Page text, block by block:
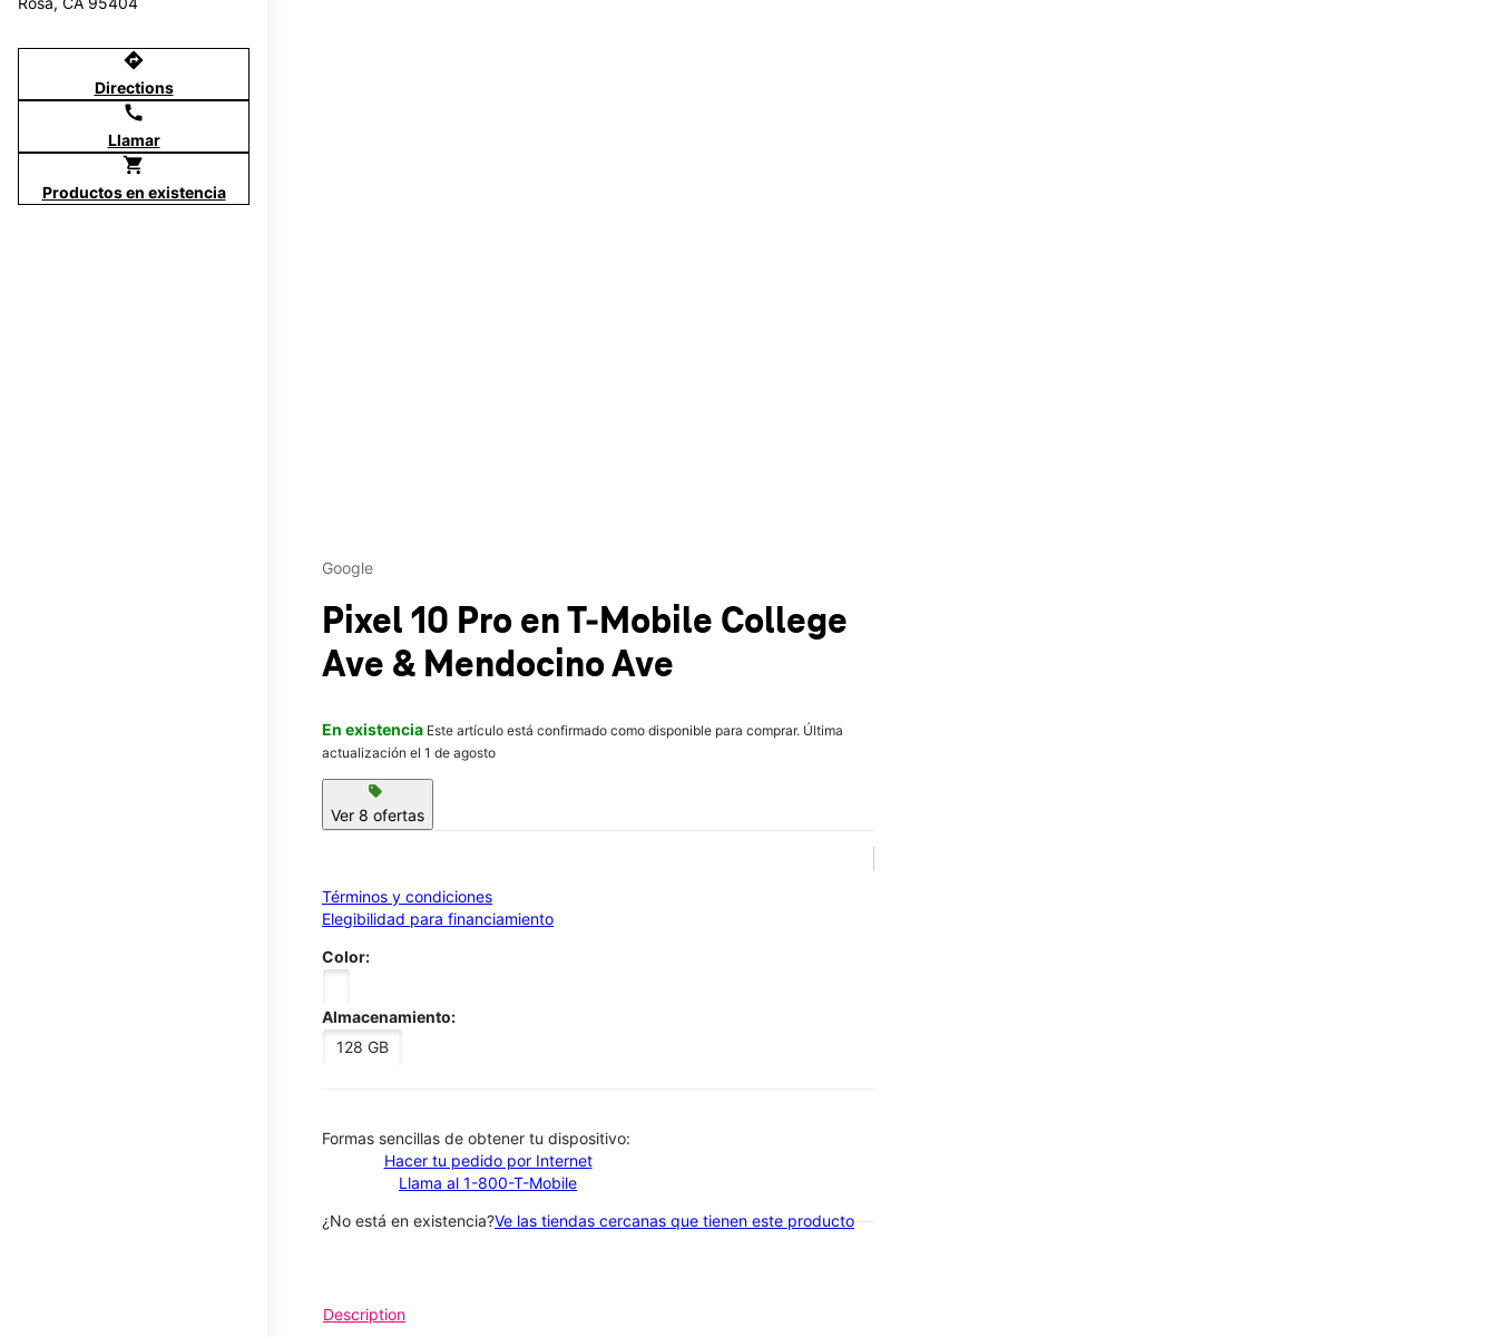
directions
Directions
call
Llamar
shopping_cart
Productos en existencia
Google
Pixel 10 Pro en T-Mobile College
Ave & Mendocino Ave
En existencia Este artículo está confirmado como disponible para comprar. Última
actualización el 1 de agosto
sell
Ver 8 ofertas
Términos y condiciones
Elegibilidad para financiamiento
Color:
Almacenamiento:
128 GB
​​​​​​​Formas sencillas de obtener tu dispositivo:
Hacer tu pedido por Internet
Llama al 1-800-T-Mobile
¿No está en existencia?Ve las tiendas cercanas que tienen este producto
Description